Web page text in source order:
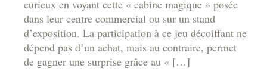
curieux en voyant cette « cabine magique » posée
dans leur centre commercial ou sur un stand
d’exposition. La participation à ce jeu décoiffant ne
dépend pas d’un achat, mais au contraire, permet
de gagner une surprise grâce au « […]